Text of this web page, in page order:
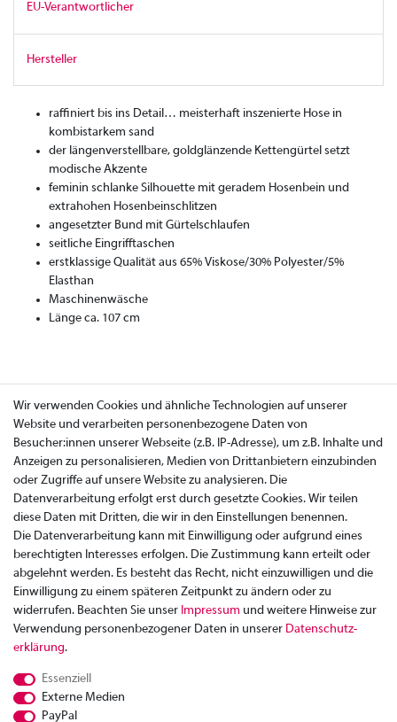
EU-Verantwortlicher
Hersteller
raffiniert bis ins Detail… meisterhaft inszenierte Hose in
kombistarkem sand
der längenverstellbare, goldglänzende Kettengürtel setzt
modische Akzente
feminin schlanke Silhouette mit geradem Hosenbein und
extrahohen Hosenbeinschlitzen
angesetzter Bund mit Gürtelschlaufen
seitliche Eingrifftaschen
erstklassige Qualität aus 65% Viskose/30% Polyester/5%
Elasthan
Maschinenwäsche
Länge ca. 107 cm
Zahlung
Rücksendung
Datenschutzerklärung
Wir verwenden Cookies und ähnliche Technologien auf unserer
Website und verarbeiten personenbezogene Daten von
Besucher:innen unserer Webseite (z.B. IP-Adresse), um z.B. Inhalte und
Anzeigen zu personalisieren, Medien von Drittanbietern einzubinden
oder Zugriffe auf unsere Website zu analysieren. Die
Datenverarbeitung erfolgt erst durch gesetzte Cookies. Wir teilen
diese Daten mit Dritten, die wir in den Einstellungen benennen.
Die Datenverarbeitung kann mit Einwilligung oder aufgrund eines
berechtigten Interesses erfolgen. Die Zustimmung kann erteilt oder
abgelehnt werden. Es besteht das Recht, nicht einzuwilligen und die
Einwilligung zu einem späteren Zeitpunkt zu ändern oder zu
widerrufen. Beachten Sie unser Impressum und weitere Hinweise zur
Verwendung personenbezogener Daten in unserer Daten­schutz­
erklärung.
Essenziell
Externe Medien
PayPal